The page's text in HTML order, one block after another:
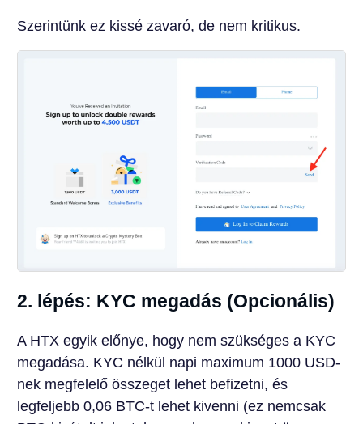
Szerintünk ez kissé zavaró, de nem kritikus.
2. lépés: KYC megadás (Opcionális)
A HTX egyik előnye, hogy nem szükséges a KYC
megadása. KYC nélkül napi maximum 1000 USD-
nek megfelelő összeget lehet befizetni, és
legfeljebb 0,06 BTC-t lehet kivenni (ez nemcsak